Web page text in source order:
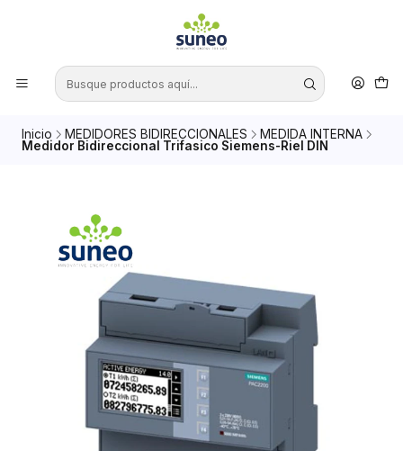
Inicio MEDIDORES BIDIRECCIONALES
MEDIDA INTERNA
Medidor Bidireccional Trifasico Siemens-Riel DIN